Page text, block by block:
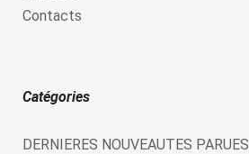
Contacts
Catégories
DERNIERES NOUVEAUTES PARUES